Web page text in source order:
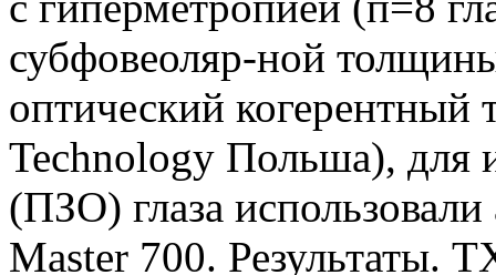
субфовеоляр-ной
оптический
Technology Польша), для
(ПЗО) глаза
Master 700. Результаты.